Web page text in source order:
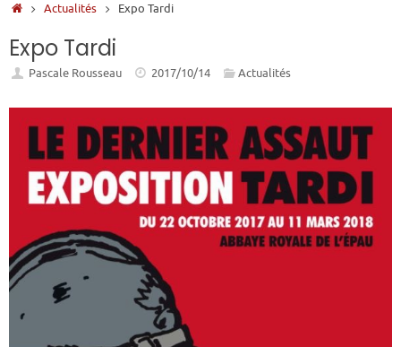
Accueil
Actualités Expo Tardi
Expo Tardi
Pascale Rousseau 2017/10/14 Actualités